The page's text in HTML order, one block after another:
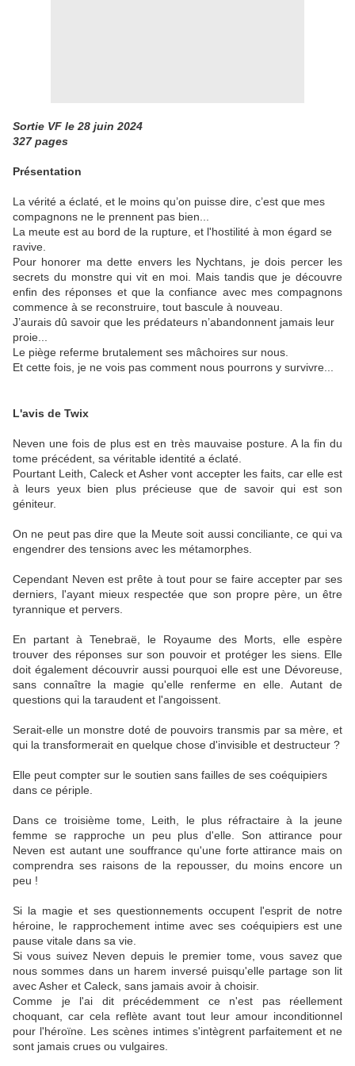
Sortie VF le 28 juin 2024
327 pages
Présentation
La vérité a éclaté, et le moins qu’on puisse dire, c’est que mes
compagnons ne le prennent pas bien...
La meute est au bord de la rupture, et l'hostilité à mon égard se
ravive.
Pour honorer ma dette envers les Nychtans, je dois percer les
secrets du monstre qui vit en moi. Mais tandis que je découvre
enfin des réponses et que la confiance avec mes compagnons
commence à se reconstruire, tout bascule à nouveau.
J’aurais dû savoir que les prédateurs n’abandonnent jamais leur
proie...
Le piège referme brutalement ses mâchoires sur nous.
Et cette fois, je ne vois pas comment nous pourrons y survivre...
L'avis de Twix
Neven une fois de plus est en très mauvaise posture. A la fin du
tome précédent, sa véritable identité a éclaté.
Pourtant Leith, Caleck et Asher vont accepter les faits, car elle est
à leurs yeux bien plus précieuse que de savoir qui est son
géniteur.
On ne peut pas dire que la Meute soit aussi conciliante, ce qui va
engendrer des tensions avec les métamorphes.
Cependant Neven est prête à tout pour se faire accepter par ses
derniers, l'ayant mieux respectée que son propre père, un être
tyrannique et pervers.
En partant à Tenebraë, le Royaume des Morts, elle espère
trouver des réponses sur son pouvoir et protéger les siens. Elle
doit également découvrir aussi pourquoi elle est une Dévoreuse,
sans connaître la magie qu'elle renferme en elle. Autant de
questions qui la taraudent et l'angoissent.
Serait-elle un monstre doté de pouvoirs transmis par sa mère, et
qui la transformerait en quelque chose d'invisible et destructeur ?
Elle peut compter sur le soutien sans failles de ses coéquipiers
dans ce périple.
Dans ce troisième tome, Leith, le plus réfractaire à la jeune
femme se rapproche un peu plus d'elle. Son attirance pour
Neven est autant une souffrance qu'une forte attirance mais on
comprendra ses raisons de la repousser, du moins encore un
peu !
Si la magie et ses questionnements occupent l'esprit de notre
héroine, le rapprochement intime avec ses coéquipiers est une
pause vitale dans sa vie.
Si vous suivez Neven depuis le premier tome, vous savez que
nous sommes dans un harem inversé puisqu'elle partage son lit
avec Asher et Caleck, sans jamais avoir à choisir.
Comme je l'ai dit précédemment ce n'est pas réellement
choquant, car cela reflète avant tout leur amour inconditionnel
pour l'héroïne. Les scènes intimes s'intègrent parfaitement et ne
sont jamais crues ou vulgaires.